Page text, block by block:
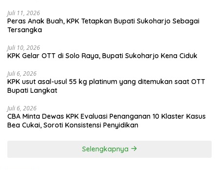
Juli 11, 2026
Peras Anak Buah, KPK Tetapkan Bupati Sukoharjo Sebagai
Tersangka
Juli 10, 2026
KPK Gelar OTT di Solo Raya, Bupati Sukoharjo Kena Ciduk
Juli 6, 2026
KPK usut asal-usul 55 kg platinum yang ditemukan saat OTT
Bupati Langkat
Juli 6, 2026
CBA Minta Dewas KPK Evaluasi Penanganan 10 Klaster Kasus
Bea Cukai, Soroti Konsistensi Penyidikan
Selengkapnya